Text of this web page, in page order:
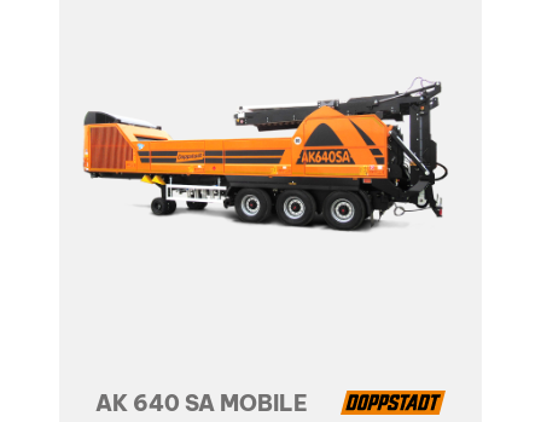
AK 640 SA MOBILE